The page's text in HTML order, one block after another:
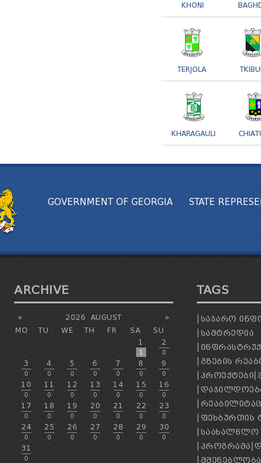
KHONI
TERJOLA
KHARAGAULI
GOVERNMENT OF GEORGIA STATE
ARCHIVE
« »
2026
AUGUST
MO
TU WE TH FR SA
SU
1
1
2
0
3
0
4
0
5
0
6
0
7
0
8
0
9
0
10
0
11
0
12
0
13
0
14
0
15
0
16
0
17
0
18
0
19
0
20
0
21
0
22
0
23
0
24
0
25
0
26
0
27
0
28
0
29
0
30
0
31
0
TAGS
ᲡᲐᲯᲐᲠᲝ
ᲡᲐᲛᲢᲠᲔᲓᲘᲐ
ᲒᲖᲔᲑᲘᲡ
ᲞᲠᲝᲔᲥᲢᲔᲑᲘ
ᲤᲔᲮᲑᲣᲠᲗᲘᲡ
ᲡᲐᲐᲮᲐᲚᲬᲚᲝ
ᲞᲠᲝᲒᲠᲐᲛᲐ
ᲛᲨᲔᲜᲔᲑᲚᲝᲑᲐ